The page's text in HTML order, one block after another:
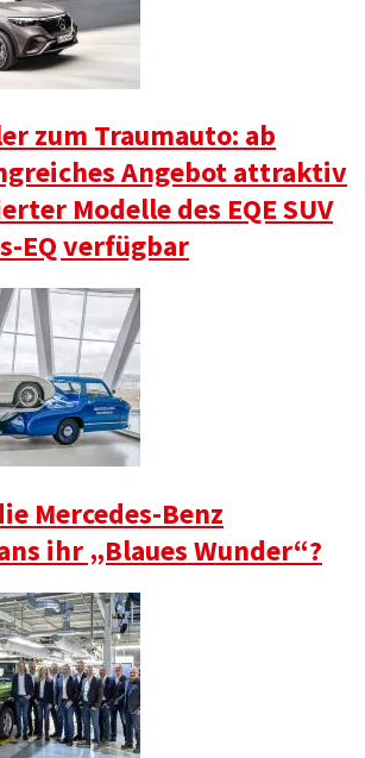
zum Traumauto: ab
Angebot attraktiv
Modelle des EQE SUV
EQ verfügbar
Mercedes-Benz
ihr „Blaues Wunder“?